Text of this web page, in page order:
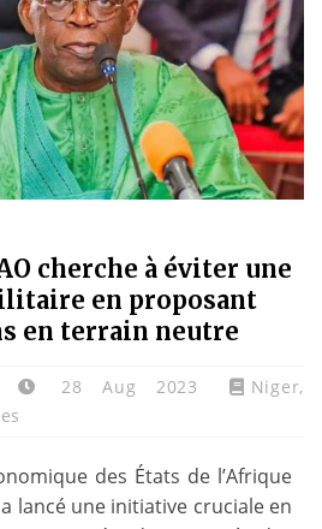
Tunisie
Ceuta :
cherche à éviter une
en proposant
en terrain neutre
28 Aug 2023 Niger,
des États de l’Afrique
a lancé une initiative cruciale en